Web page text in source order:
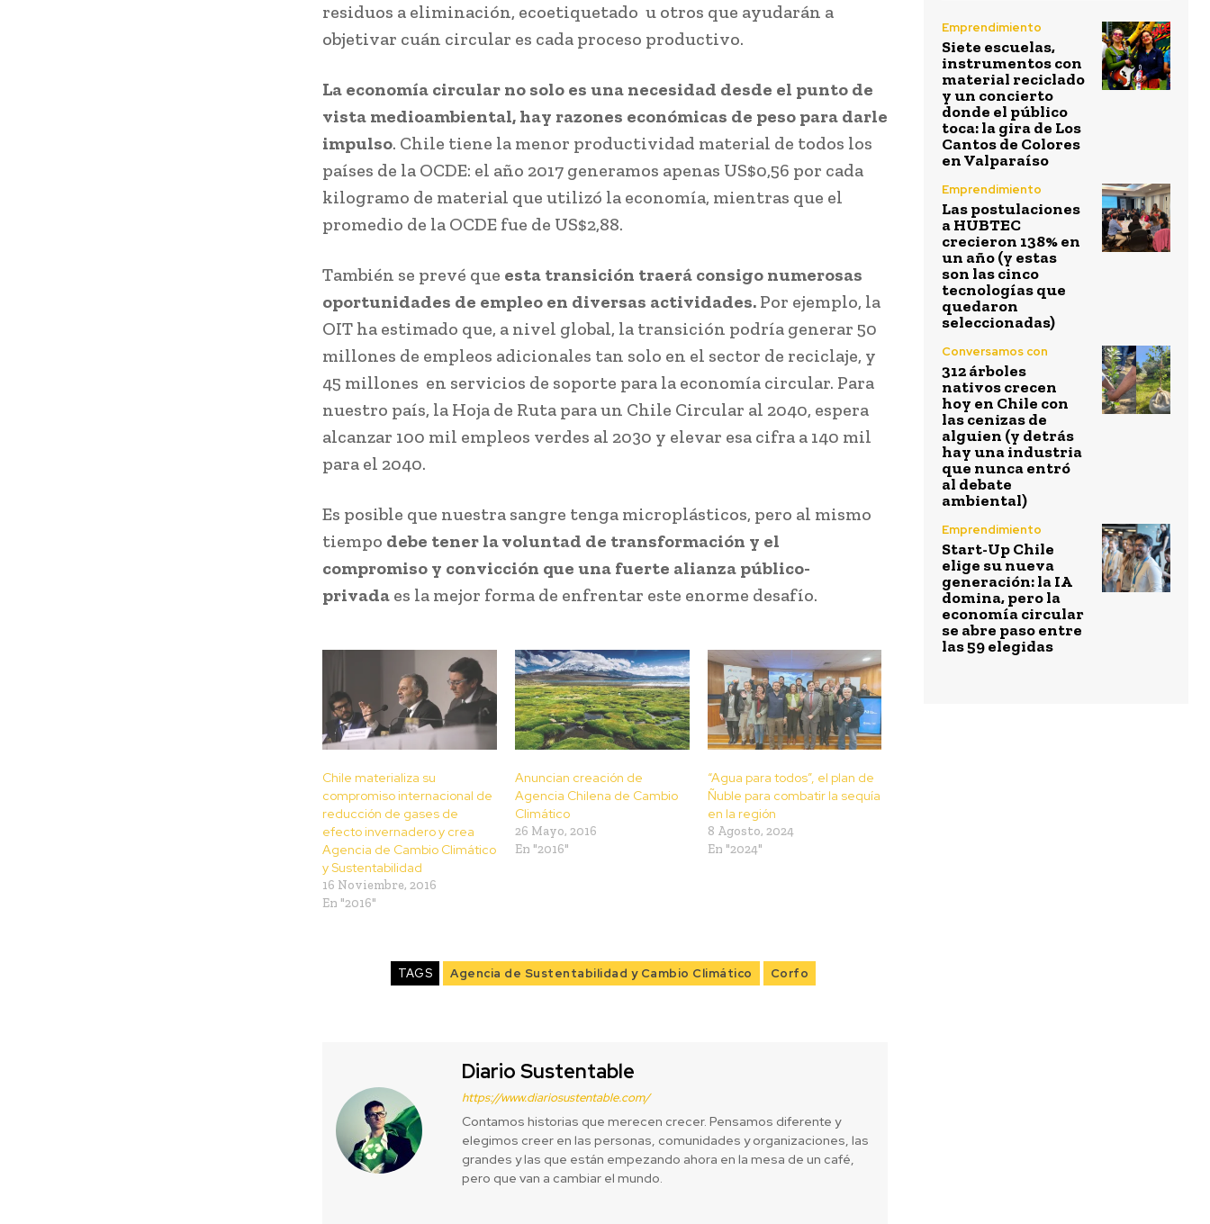
residuos a eliminación, ecoetiquetado u otros que ayudarán a
objetivar cuán circular es cada proceso productivo.
La economía circular no solo es una necesidad desde el punto de
vista medioambiental, hay razones económicas de peso para darle
impulso. Chile tiene la menor productividad material de todos los
países de la OCDE: el año 2017 generamos apenas US$0,56 por cada
kilogramo de material que utilizó la economía, mientras que el
promedio de la OCDE fue de US$2,88.
También se prevé que esta transición traerá consigo numerosas
oportunidades de empleo en diversas actividades. Por ejemplo, la
OIT ha estimado que, a nivel global, la transición podría generar 50
millones de empleos adicionales tan solo en el sector de reciclaje, y
45 millones en servicios de soporte para la economía circular. Para
nuestro país, la Hoja de Ruta para un Chile Circular al 2040, espera
alcanzar 100 mil empleos verdes al 2030 y elevar esa cifra a 140 mil
para el 2040.
Es posible que nuestra sangre tenga microplásticos, pero al mismo
tiempo debe tener la voluntad de transformación y el
compromiso y convicción que una fuerte alianza público-
privada es la mejor forma de enfrentar este enorme desafío.
Chile materializa su
compromiso internacional de
reducción de gases de
efecto invernadero y crea
Agencia de Cambio Climático
y Sustentabilidad
16 Noviembre, 2016
En "2016"
Anuncian creación de
Agencia Chilena de Cambio
Climático
26 Mayo, 2016
En "2016"
“Agua para todos”, el plan de
Ñuble para combatir la sequía
en la región
8 Agosto, 2024
En "2024"
TAGS Agencia de Sustentabilidad y Cambio Climático Corfo
Diario Sustentable
https://www.diariosustentable.com/
Contamos historias que merecen crecer. Pensamos diferente y
elegimos creer en las personas, comunidades y organizaciones, las
grandes y las que están empezando ahora en la mesa de un café,
pero que van a cambiar el mundo.
Emprendimiento
Siete escuelas,
instrumentos con
material reciclado
y un concierto
donde el público
toca: la gira de Los
Cantos de Colores
en Valparaíso
Emprendimiento
Las postulaciones
a HUBTEC
crecieron 138% en
un año (y estas
son las cinco
tecnologías que
quedaron
seleccionadas)
Conversamos con
312 árboles
nativos crecen
hoy en Chile con
las cenizas de
alguien (y detrás
hay una industria
que nunca entró
al debate
ambiental)
Emprendimiento
Start-Up Chile
elige su nueva
generación: la IA
domina, pero la
economía circular
se abre paso entre
las 59 elegidas